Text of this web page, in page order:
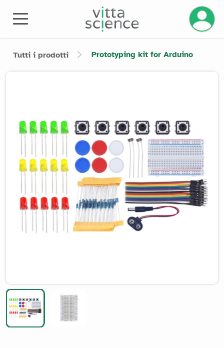
Tutti i prodotti Prototyping kit for Arduino